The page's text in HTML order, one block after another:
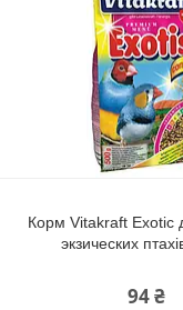
Корм Vitakraft Exotic
экзических
94 ₴